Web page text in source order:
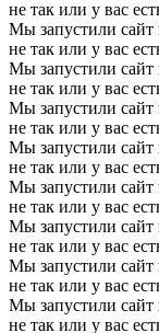
не так или у вас
Мы запустили сайт
не так или у вас
Мы запустили сайт
не так или у вас
Мы запустили сайт
не так или у вас
Мы запустили сайт
не так или у вас
Мы запустили сайт
не так или у вас
Мы запустили сайт
не так или у вас
Мы запустили сайт
не так или у вас
Мы запустили сайт
не так или у вас